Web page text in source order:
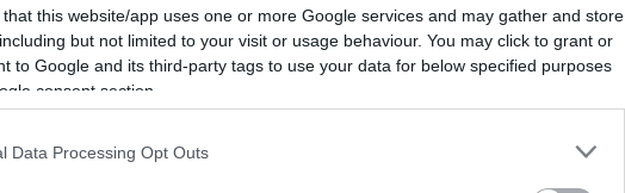
that this website/app uses one or more Google services and may gather and store
but not limited to your visit or usage behaviour. You may click to grant or
to Google and its third-party tags to use your data for below specified purposes
consent section.
Data Processing Opt Outs